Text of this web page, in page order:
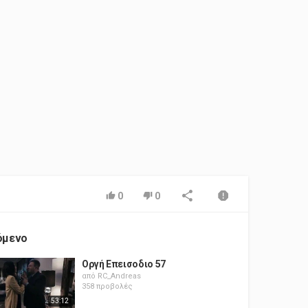
0 0
53:12
Οργή Επεισοδιο 57
από RC_Andreas
358 προβολές